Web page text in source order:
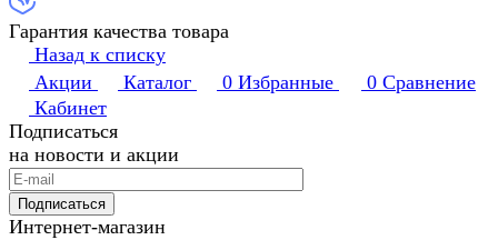
Гарантия качества товара
Назад к списку
Акции
Каталог 0 Избранные 0 Сравнение
Кабинет
Подписаться
на новости и акции
Подписаться
Интернет-магазин